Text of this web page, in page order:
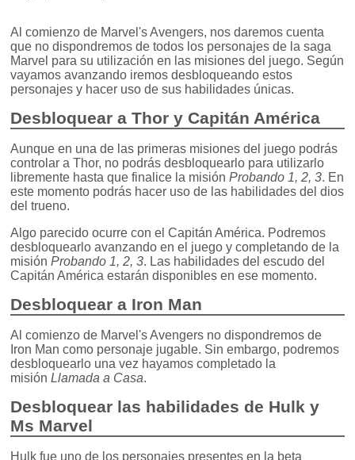
Al comienzo de Marvel's Avengers, nos daremos cuenta
que no dispondremos de todos los personajes de la saga
Marvel para su utilización en las misiones del juego. Según
vayamos avanzando iremos desbloqueando estos
personajes y hacer uso de sus habilidades únicas.
Desbloquear a Thor y Capitán América
Aunque en una de las primeras misiones del juego podrás
controlar a Thor, no podrás desbloquearlo para utilizarlo
libremente hasta que finalice la misiónProbando 1, 2, 3. En
este momento podrás hacer uso de las habilidades del dios
del trueno.
Algo parecido ocurre con el Capitán América. Podremos
desbloquearlo avanzando en el juego y completando de la
misiónProbando 1, 2, 3. Las habilidades del escudo del
Capitán América estarán disponibles en ese momento.
Desbloquear a Iron Man
Al comienzo de Marvel's Avengers no dispondremos de
Iron Man como personaje jugable. Sin embargo, podremos
desbloquearlo una vez hayamos completado la
misiónLlamada a Casa.
Desbloquear las habilidades de Hulk y
Ms Marvel
Hulk fue uno de los personajes presentes en la beta